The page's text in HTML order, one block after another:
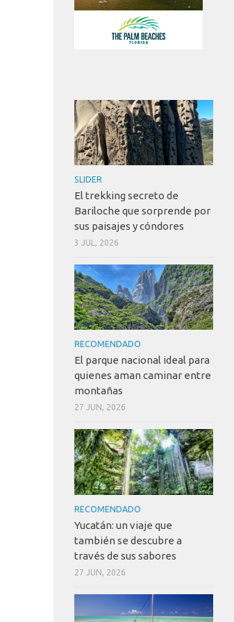
SLIDER
El trekking secreto de
Bariloche que sorprende por
sus paisajes y cóndores
3 JUL, 2026
RECOMENDADO
El parque nacional ideal para
quienes aman caminar entre
montañas
27 JUN, 2026
RECOMENDADO
Yucatán: un viaje que
también se descubre a
través de sus sabores
27 JUN, 2026